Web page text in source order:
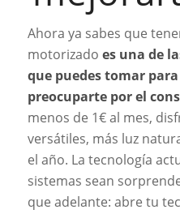
Ahora ya sabes que
motorizado es una de
que puedes tomar
preocuparte por el
menos de 1€ al mes,
versátiles, más luz
el año. La tecnología
sistemas sean
que adelante: abre tu